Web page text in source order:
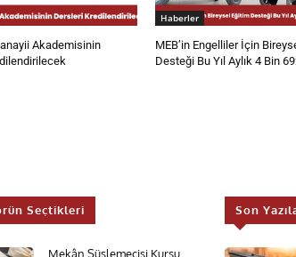
Akademisinin
Haberler
MEB’in Engelliler İçin
Desteği Bu Yıl Aylık 4 Bin
Seçtikleri
Mekân Süslemecisi Kursu
Son